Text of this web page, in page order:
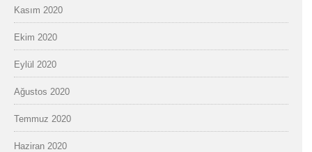
Kasım 2020
Ekim 2020
Eylül 2020
Ağustos 2020
Temmuz 2020
Haziran 2020